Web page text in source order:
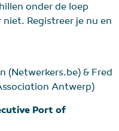
onder de loep
Registreer je nu en
(Netwerkers.be) & Fred
Antwerp)
Port of